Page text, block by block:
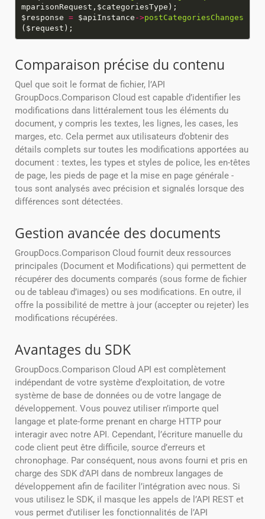
$response =$apiInstance ->postCategoriesChanges
Comparaison précise du contenu
Quel que soit le format de fichier, l’API
GroupDocs.Comparison Cloud est capable d’identifier les
modifications dans littéralement tous les éléments du
document, y compris les textes, les lignes, les cases, les
marges, etc. Cela permet aux utilisateurs d’obtenir des
détails complets sur toutes les modifications apportées au
document : textes, les types et styles de police, les en-têtes
de page, les pieds de page et la mise en page générale -
tous sont analysés avec précision et signalés lorsque des
différences sont détectées.
Gestion avancée des documents
GroupDocs.Comparison Cloud fournit deux ressources
principales (Document et Modifications) qui permettent de
récupérer des documents comparés (sous forme de fichier
ou de tableau d’images) ou ses modifications. En outre, il
offre la possibilité de mettre à jour (accepter ou rejeter) les
modifications récupérées.
Avantages du SDK
GroupDocs.Comparison Cloud API est complètement
indépendant de votre système d’exploitation, de votre
système de base de données ou de votre langage de
développement. Vous pouvez utiliser n’importe quel
langage et plate-forme prenant en charge HTTP pour
interagir avec notre API. Cependant, l’écriture manuelle du
code client peut être difficile, source d’erreurs et
chronophage. Par conséquent, nous avons fourni et pris en
charge des SDK d’API dans de nombreux langages de
développement afin de faciliter l’intégration avec nous. Si
vous utilisez le SDK, il masque les appels de l’API REST et
vous permet d’utiliser les fonctionnalités de l’API